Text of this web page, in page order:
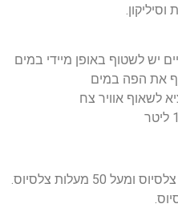
יש לשטוף באופן מיידי במים
את הפה במים
לשאוף אוויר צח
אין לאחסן תחת 2 מעלות צלסיוס ומעל 50 מעלות צלסיוס.